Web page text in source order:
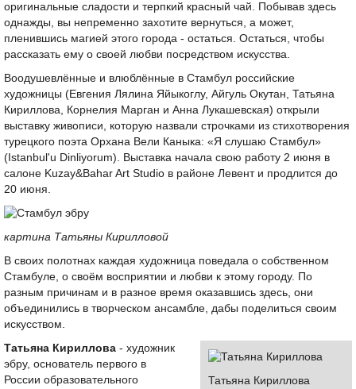
оригинальные сладости и терпкий красный чай. Побывав здесь
однажды, вы непременно захотите вернуться, а может,
пленившись магией этого города - остаться. Остаться, чтобы
рассказать ему о своей любви посредством искусства.
Воодушевлённые и влюблённые в Стамбул российские
художницы (Евгения Лялина Яйыкоглу, Айгуль Окутан, Татьяна
Кириллова, Корнелия Марган и Анна Лукашевская) открыли
выставку живописи, которую назвали строчками из стихотворения
турецкого поэта Орхана Вели Каныка: «Я слушаю Стамбул»
(Istanbul'u Dinliyorum). Выставка начала свою работу 2 июня в
салоне Kuzay&Bahar Art Studio в районе Левент и продлится до
20 июня.
картина Татьяны Кирилловой
В своих полотнах каждая художница поведала о собственном
Стамбуле, о своём восприятии и любви к этому городу. По
разным причинам и в разное время оказавшись здесь, они
объединились в творческом ансамбле, дабы поделиться своим
искусством.
Татьяна Кириллова
Татьяна Кириллова - художник
эбру, основатель первого в
России образовательного